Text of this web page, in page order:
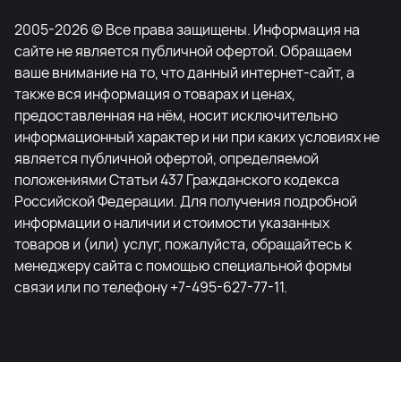
2005-2026 © Все права защищены. Информация на
сайте не является публичной офертой. Обращаем
ваше внимание на то, что данный интернет-сайт, а
также вся информация о товарах и ценах,
предоставленная на нём, носит исключительно
информационный характер и ни при каких условиях не
является публичной офертой, определяемой
положениями Статьи 437 Гражданского кодекса
Российской Федерации. Для получения подробной
информации о наличии и стоимости указанных
товаров и (или) услуг, пожалуйста, обращайтесь к
менеджеру сайта с помощью специальной формы
связи или по телефону +7-495-627-77-11.